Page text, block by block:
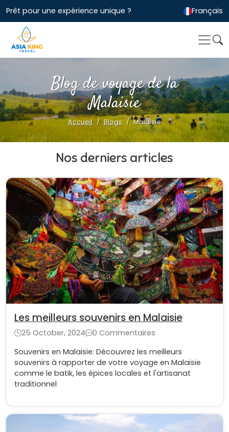
Prêt pour une expérience unique ? Français
Blog de voyage de la
Malaisie
Accueil Blogs Malaisie
Nos derniers articles
Les meilleurs souvenirs en Malaisie
25 October, 2024
0 Commentaires
Souvenirs en Malaisie: Découvrez les meilleurs
souvenirs à rapporter de votre voyage en Malaisie
comme le batik, les épices locales et l'artisanat
traditionnel